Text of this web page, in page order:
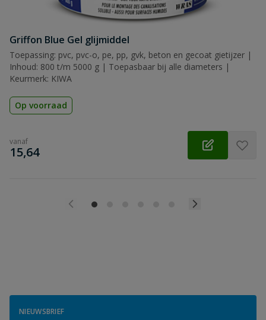
Griffon Blue Gel glijmiddel
Toepassing: pvc, pvc-o, pe, pp, gvk, beton en gecoat gietijzer |
Inhoud: 800 t/m 5000 g | Toepasbaar bij alle diameters |
Keurmerk: KIWA
Op voorraad
vanaf
€
15,64
NIEUWSBRIEF